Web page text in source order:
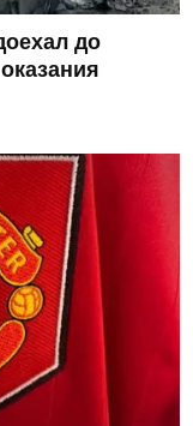
до